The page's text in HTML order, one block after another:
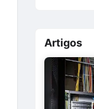
Artigos